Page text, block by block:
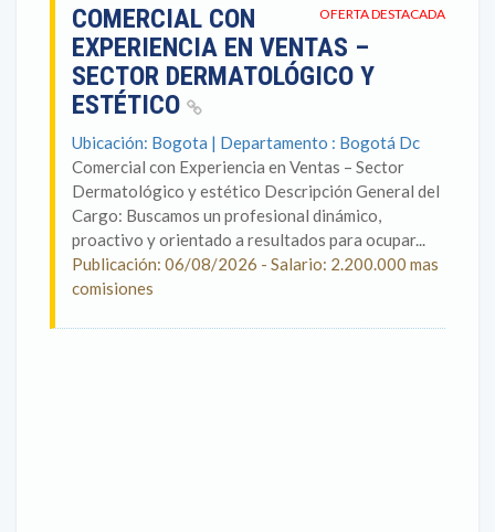
OFERTA DESTACADA
COMERCIAL CON
EXPERIENCIA EN VENTAS –
SECTOR DERMATOLÓGICO Y
ESTÉTICO
Ubicación: Bogota | Departamento : Bogotá Dc
Comercial con Experiencia en Ventas – Sector
Dermatológico y estético Descripción General del
Cargo: Buscamos un profesional dinámico,
proactivo y orientado a resultados para ocupar...
Publicación: 06/08/2026 - Salario: 2.200.000 mas
comisiones